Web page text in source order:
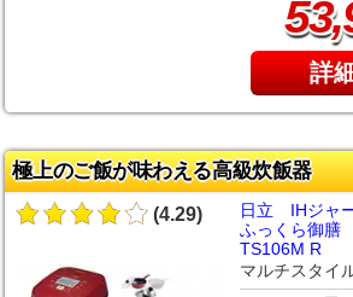
53,
詳
極上のご飯が味わえる高級炊飯器
(4.29)
日立 IHジャ
ふっくら御
TS106M R
マルチスタイ